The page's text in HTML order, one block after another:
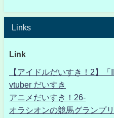
Links
Link
【アイドルだいすき！2】「
vtuber だいすき
アニメだいすき！26-
オラシオンの競馬グランプリ